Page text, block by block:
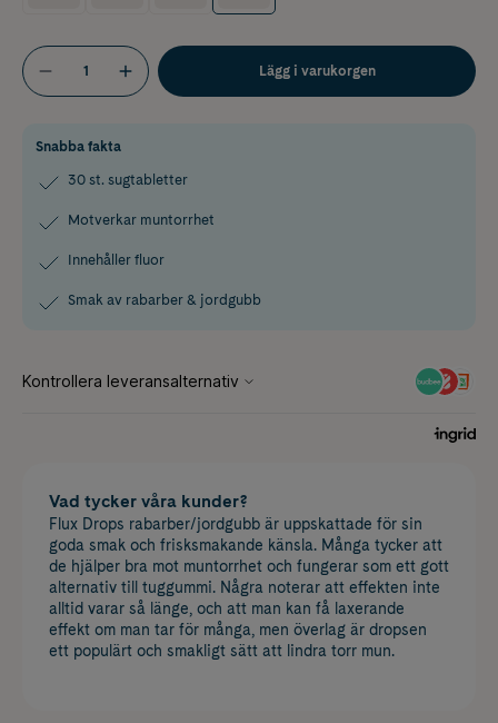
Lägg i varukorgen
Snabba fakta
30 st. sugtabletter
Motverkar muntorrhet
Innehåller fluor
Smak av rabarber & jordgubb
Vad tycker våra kunder?
Flux Drops rabarber/jordgubb är uppskattade för sin
goda smak och frisksmakande känsla. Många tycker att
de hjälper bra mot muntorrhet och fungerar som ett gott
alternativ till tuggummi. Några noterar att effekten inte
alltid varar så länge, och att man kan få laxerande
effekt om man tar för många, men överlag är dropsen
ett populärt och smakligt sätt att lindra torr mun.